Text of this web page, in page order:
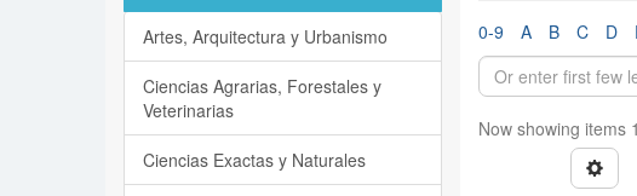
0-9 A B C D
Now showing items
Artes, Arquitectura y Urbanismo
Ciencias Agrarias, Forestales y
Veterinarias
Ciencias Exactas y Naturales